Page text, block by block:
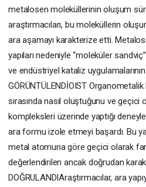
metalosen moleküllerinin oluşum
araştırmacıları, bu moleküllerin
ara aşamayı karakterize etti.
yapıları nedeniyle “moleküler
ve endüstriyel kataliz
GÖRÜNTÜLENDİOIST
sırasında nasıl oluştuğunu ve
kompleksleri üzerinde yaptığı
ara formu izole etmeyi başardı. Bu
metal atomuna göre geçici olarak
değerlendirilen ancak doğrudan
DOĞRULANDIAraştırmacılar, ara